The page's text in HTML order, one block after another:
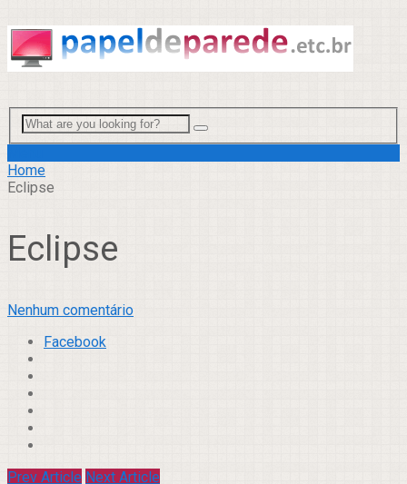
Home
Eclipse
Eclipse
Nenhum comentário
Facebook
Prev Article Next Article